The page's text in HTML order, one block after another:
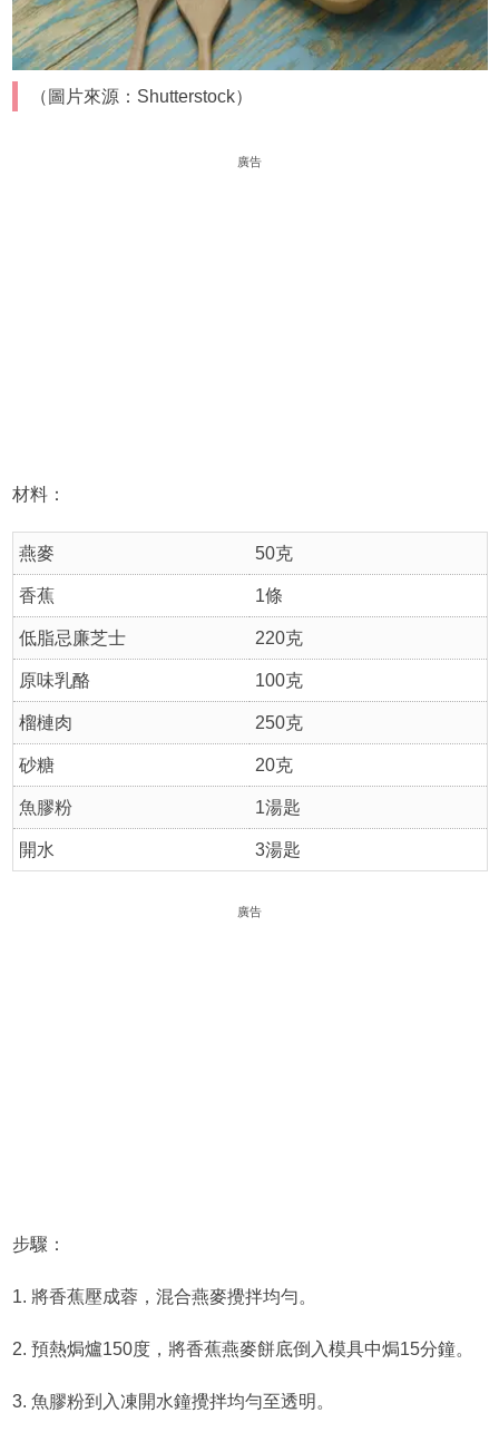
（圖片來源：Shutterstock）
廣告
材料：
燕麥 50克
香蕉 1條
低脂忌廉芝士 220克
原味乳酪 100克
榴槤肉 250克
砂糖 20克
魚膠粉 1湯匙
開水 3湯匙
廣告
步驟：
1. 將香蕉壓成蓉，混合燕麥攪拌均勻。
2. 預熱焗爐150度，將香蕉燕麥餅底倒入模具中焗15分鐘。
3. 魚膠粉到入凍開水鐘攪拌均勻至透明。